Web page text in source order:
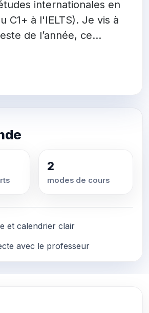
internationales en
C1+ à l'IELTS). Je vis à
de l’année, ce...
2
modes de cours
et calendrier clair
avec le professeur